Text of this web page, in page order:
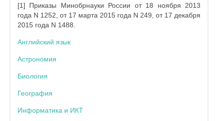
[1] Приказы Минобрнауки России от 18 ноября 2013
года N 1252, от 17 марта 2015 года N 249, от 17 декабря
2015 года N 1488.
Английский язык
Астрономия
Биология
География
Информатика и ИКТ